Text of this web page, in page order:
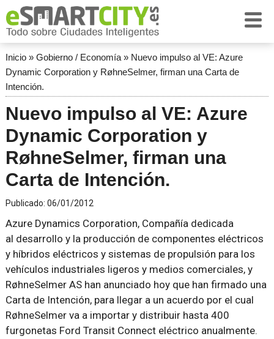
Inicio» Gobierno / Economía» Nuevo impulso al VE: Azure
Dynamic Corporation y RøhneSelmer, firman una Carta de
Intención.
Nuevo impulso al VE: Azure
Dynamic Corporation y
RøhneSelmer, firman una
Carta de Intención.
Publicado: 06/01/2012
Azure Dynamics Corporation, Compañía dedicada
al desarrollo y la producción de componentes eléctricos
y híbridos eléctricos y sistemas de propulsión para los
vehículos industriales ligeros y medios comerciales, y
RøhneSelmer AS han anunciado hoy que han firmado una
Carta de Intención, para llegar a un acuerdo por el cual
RøhneSelmer va a importar y distribuir hasta 400
furgonetas Ford Transit Connect eléctrico anualmente.